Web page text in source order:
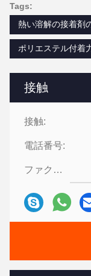
接触
接触:
電話番号:
ファクシミリ:
Tags:
熱い溶解の接着剤
ポリエステル付着